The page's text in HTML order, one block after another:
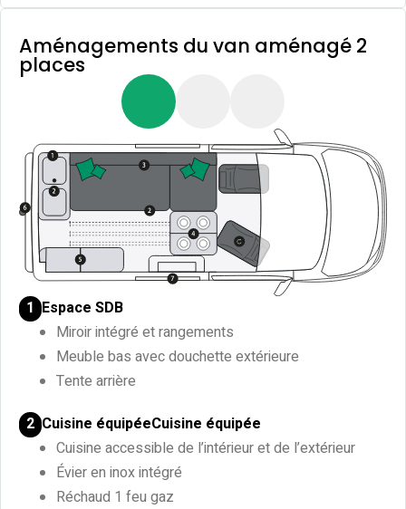
Aménagements du van aménagé 2
places
1 Espace SDB
Miroir intégré et rangements
Meuble bas avec douchette extérieure
Tente arrière
2 Cuisine équipéeCuisine équipée
Cuisine accessible de l’intérieur et de l’extérieur
Évier en inox intégré
Réchaud 1 feu gaz